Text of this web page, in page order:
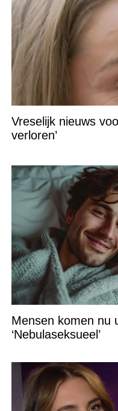
Vreselijk nieuws
verloren’
Mensen komen nu
‘Nebulaseksueel’